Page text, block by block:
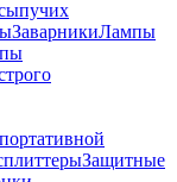
ЗаварникиЛампы
Защитные